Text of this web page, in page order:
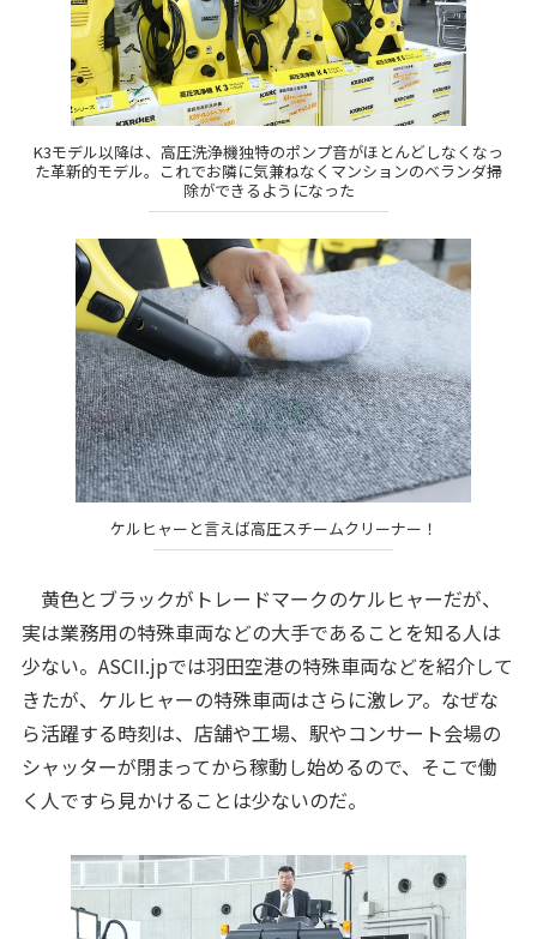
K3モデル以降は、高圧洗浄機独特のポンプ音がほとんどしなくなっ
た革新的モデル。これでお隣に気兼ねなくマンションのベランダ掃
除ができるようになった
ケルヒャーと言えば高圧スチームクリーナー！
黄色とブラックがトレードマークのケルヒャーだが、
実は業務用の特殊車両などの大手であることを知る人は
少ない。ASCII.jpでは羽田空港の特殊車両などを紹介して
きたが、ケルヒャーの特殊車両はさらに激レア。なぜな
ら活躍する時刻は、店舗や工場、駅やコンサート会場の
シャッターが閉まってから稼動し始めるので、そこで働
く人ですら見かけることは少ないのだ。